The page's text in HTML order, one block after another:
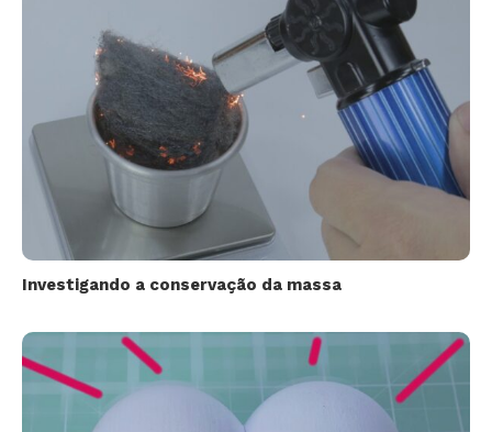
Investigando a conservação da massa